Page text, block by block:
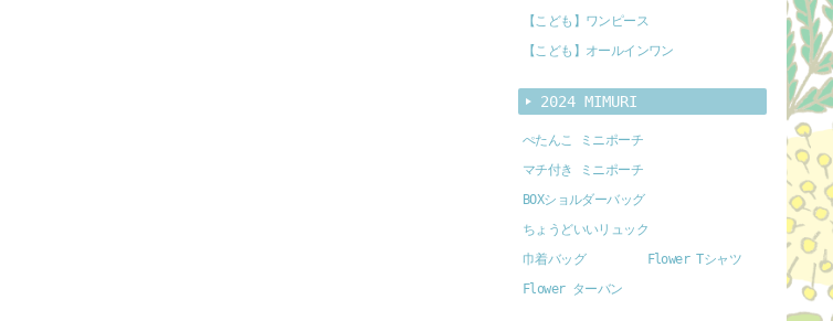
【こども】ワンピース
【こども】オールインワン
2024 MIMURI
ぺたんこ ミニポーチ
マチ付き ミニポーチ
BOXショルダーバッグ
ちょうどいいリュック
巾着バッグ
Flower Tシャツ
Flower ターバン